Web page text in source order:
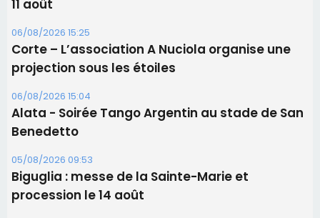
11 août
06/08/2026 15:25
Corte – L’association A Nuciola organise une
projection sous les étoiles
06/08/2026 15:04
Alata - Soirée Tango Argentin au stade de San
Benedetto
05/08/2026 09:53
Biguglia : messe de la Sainte-Marie et
procession le 14 août